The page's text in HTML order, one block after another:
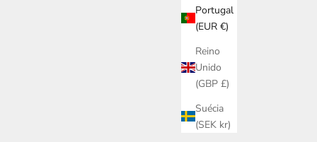
Portugal
(EUR €)
Reino
Unido
(GBP £)
Suécia
(SEK kr)